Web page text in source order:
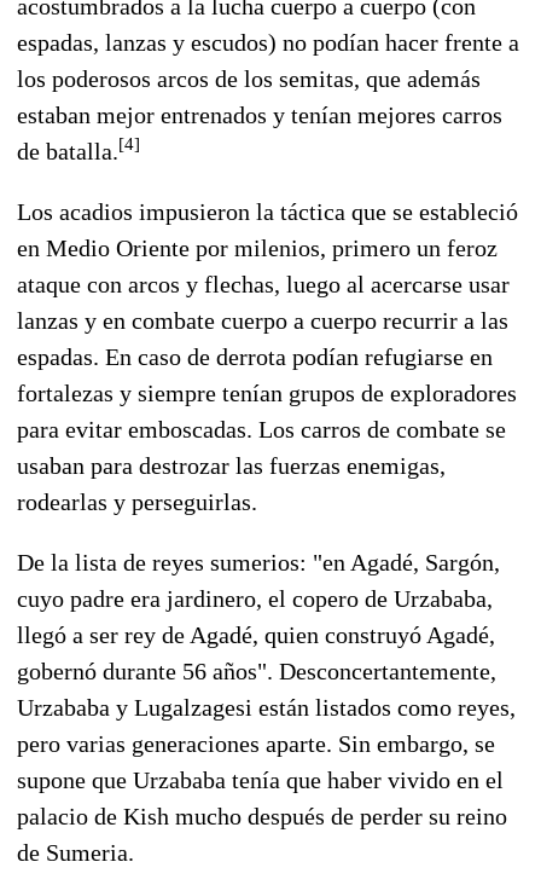
acostumbrados a la lucha cuerpo a cuerpo (con
espadas, lanzas y escudos) no podían hacer frente a
los poderosos arcos de los semitas, que además
estaban mejor entrenados y tenían mejores carros
de batalla.[4]
Los acadios impusieron la táctica que se estableció
en Medio Oriente por milenios, primero un feroz
ataque con arcos y flechas, luego al acercarse usar
lanzas y en combate cuerpo a cuerpo recurrir a las
espadas. En caso de derrota podían refugiarse en
fortalezas y siempre tenían grupos de exploradores
para evitar emboscadas. Los carros de combate se
usaban para destrozar las fuerzas enemigas,
rodearlas y perseguirlas.
De la lista de reyes sumerios: "en Agadé, Sargón,
cuyo padre era jardinero, el copero de Urzababa,
llegó a ser rey de Agadé, quien construyó Agadé,
gobernó durante 56 años". Desconcertantemente,
Urzababa y Lugalzagesi están listados como reyes,
pero varias generaciones aparte. Sin embargo, se
supone que Urzababa tenía que haber vivido en el
palacio de Kish mucho después de perder su reino
de Sumeria.